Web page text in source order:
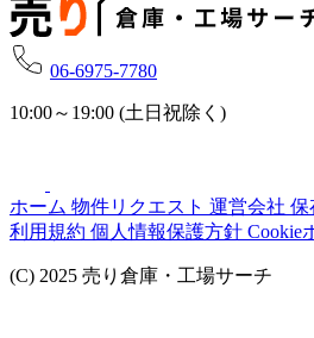
06-6975-7780
10:00～19:00 (土日祝除く)
ホーム 物件リクエスト 運営会社 保
利用規約 個人情報保護方針 Cookie
(C) 2025 売り倉庫・工場サーチ